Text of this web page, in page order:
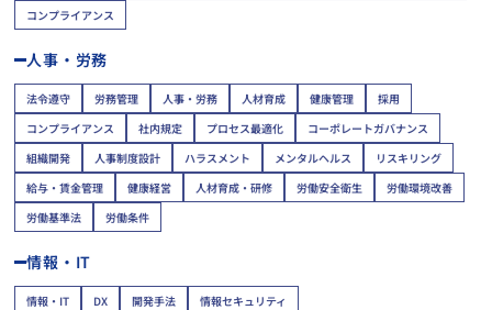
コンプライアンス
人事・労務
法令遵守 労務管理 人事・労務 人材育成 健康管理
採用
コンプライアンス
社内規定 プロセス最適化
コーポレートガバナンス
組織開発
人事制度設計 ハラスメント メンタルヘルス
リスキリング
給与・賃金管理
健康経営 人材育成・研修 労働安全衛生
労働環境改善
労働基準法
労働条件
情報・IT
情報・IT DX 開発手法 情報セキュリティ